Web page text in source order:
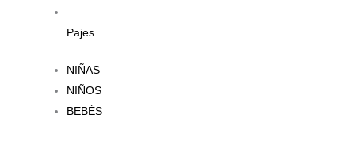
Pajes
NIÑAS
NIÑOS
BEBÉS